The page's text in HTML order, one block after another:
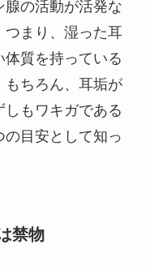
の活動が活発な
つまり、湿った耳
質を持っている
もちろん、耳垢が
もワキガである
の目安として知っ
禁物